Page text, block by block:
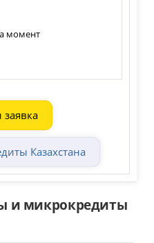
момент
Казахстана
и микрокредиты